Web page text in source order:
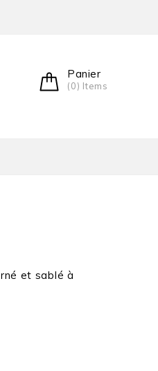
Panier
(0) Items
et sablé à